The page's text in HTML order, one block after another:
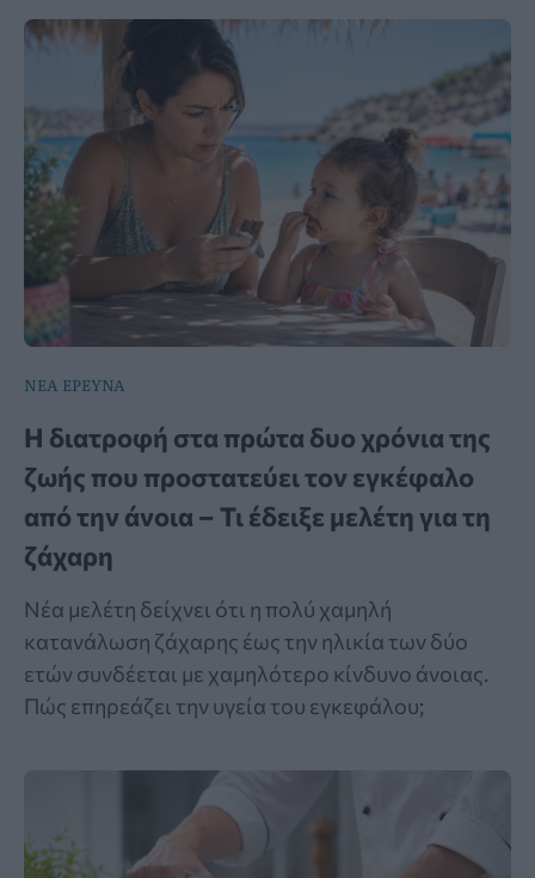
ΝΕΑ ΕΡΕΥΝΑ
Η διατροφή στα πρώτα δυο χρόνια της
ζωής που προστατεύει τον εγκέφαλο
από την άνοια – Τι έδειξε μελέτη για τη
ζάχαρη
Νέα μελέτη δείχνει ότι η πολύ χαμηλή
κατανάλωση ζάχαρης έως την ηλικία των δύο
ετών συνδέεται με χαμηλότερο κίνδυνο άνοιας.
Πώς επηρεάζει την υγεία του εγκεφάλου;